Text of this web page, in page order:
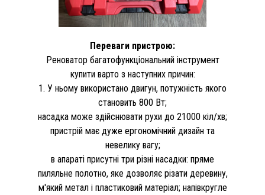
Переваги пристрою:
Реноватор багатофункціональний інструмент
купити варто з наступних причин:
1. У ньому використано двигун, потужність якого
становить 800 Вт;
насадка може здійснювати рухи до 21000 кіл/хв;
пристрій має дуже ергономічний дизайн та
невелику вагу;
в апараті присутні три різні насадки: пряме
пиляльне полотно, яке дозволяє різати деревину,
м'який метал і пластиковий матеріал; напівкругле